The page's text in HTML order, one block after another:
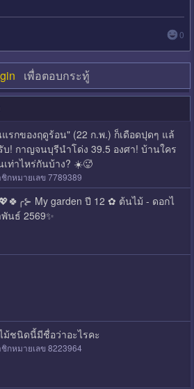
0
เพื่อตอบกระทู้
รกของฤดูร้อน" (22 ก.พ.) ก็เดือดปุดๆ แล้
บ! กาญจนบุรีนำโด่ง 39.5 องศา! บ้านใคร
เท่าไหร่กันบ้าง? ☀️🥵
กหมายเลข 7789389
My garden ปี 12 ✿ ต้นไม้ - ดอกไ
นธ์ 2569✨️
ม้ชนิดนี้มีชื่อว่าอะไรคะ
กหมายเลข 8223964